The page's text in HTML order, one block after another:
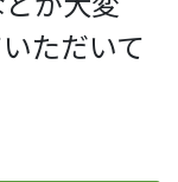
ただいて